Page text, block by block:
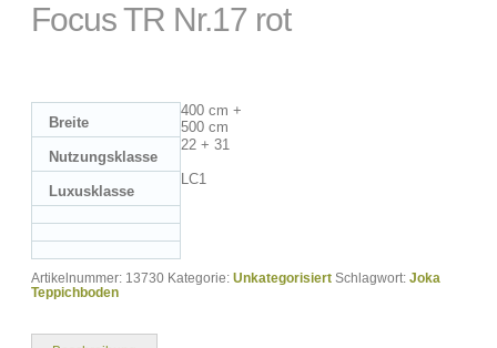
Focus TR Nr.17 rot
Breite
400 cm +
500 cm
Nutzungsklasse
22 + 31
Luxusklasse
LC1
Artikelnummer: 13730 Kategorie: Unkategorisiert Schlagwort: Joka
Teppichboden